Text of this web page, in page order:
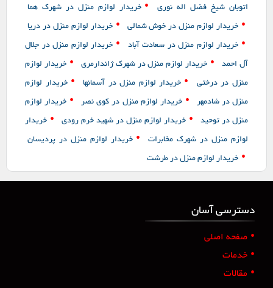
اتوبان شیخ فضل اله نوری • خریدار لوازم منزل در شهرک هما
• خریدار لوازم منزل در خوش شمالی • خریدار لوازم منزل در دریا
• خریدار لوازم منزل در سعادت آباد • خریدار لوازم منزل در جلال
آل احمد • خریدار لوازم منزل در شهرک ژاندارمری • خریدار لوازم
منزل در درختی • خریدار لوازم منزل در آسمانها • خریدار لوازم
منزل در شادمهر • خریدار لوازم منزل در کوی نصر • خریدار لوازم
منزل در توحید • خریدار لوازم منزل در شهید خرم رودی • خریدار
لوازم منزل در شهرک مخابرات • خریدار لوازم منزل در پردیسان
• خریدار لوازم منزل در طرشت
دسترسی آسان
• صفحه اصلی
• خدمات
• مقالات